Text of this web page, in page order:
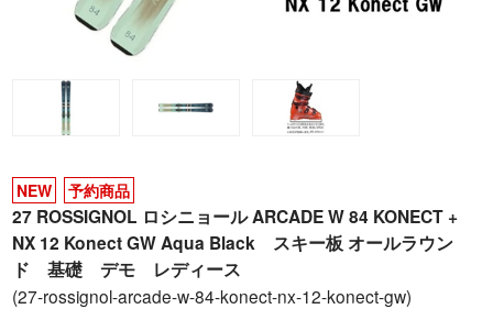
NEW 予約商品
27 ROSSIGNOL ロシニョール ARCADE W 84 KONECT +
NX 12 Konect GW Aqua Black スキー板 オールラウン
ド 基礎 デモ レディース
(27-rossignol-arcade-w-84-konect-nx-12-konect-gw)